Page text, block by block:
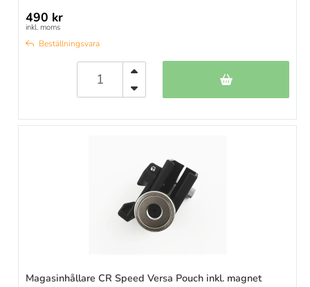
490 kr
inkl. moms
Beställningsvara
Magasinhållare CR Speed Versa Pouch inkl. magnet